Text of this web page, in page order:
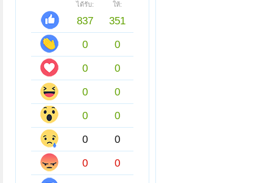
ได้รับ: ให้:
837
351
0
0
0
0
0
0
0
0
0
0
0
0